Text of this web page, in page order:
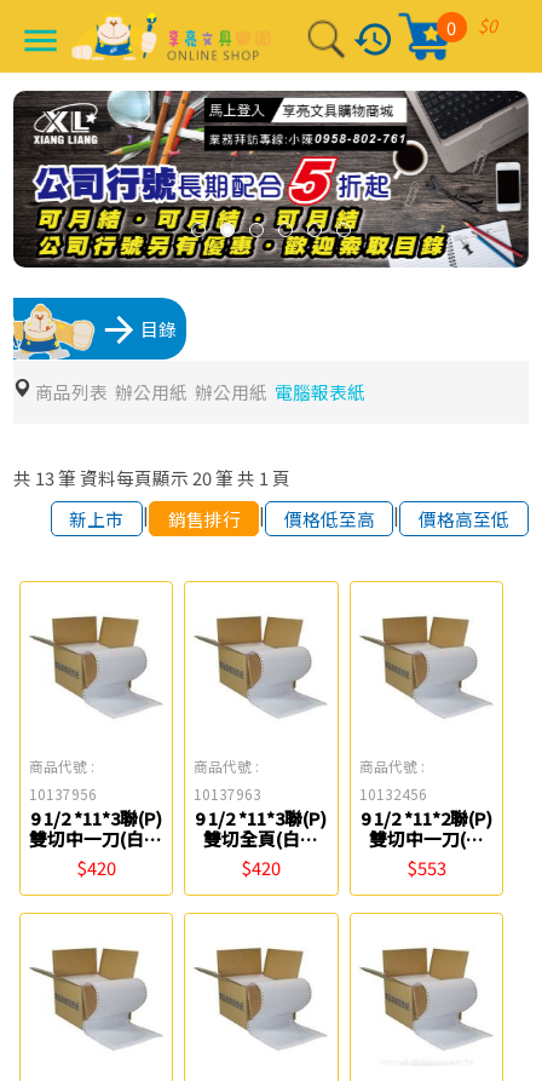
menu history $0
0
arrow_forward 目錄
商品列表 辦公用紙 辦公用紙 電腦報表紙
共 13筆 資料每頁顯示 20筆 共 1頁
新上市
| 銷售排行 | 價格低至高 | 價格高至低
商品代號 :
10137956
9 1/2 *11*3聯(P)
雙切中一刀(白紅
黃)電腦報表紙
$420
商品代號 :
10137963
9 1/2 *11*3聯(P)
雙切全頁(白紅
黃)電腦報表紙
$420
商品代號 :
10132456
9 1/2 *11*2聯(P)
雙切中一刀(白
紅)電腦報表紙
$553